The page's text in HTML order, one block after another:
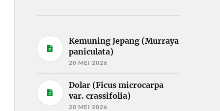
Kemuning Jepang (Murraya
paniculata)
20 MEI 2026
Dolar (Ficus microcarpa
var. crassifolia)
20 MEI 2026